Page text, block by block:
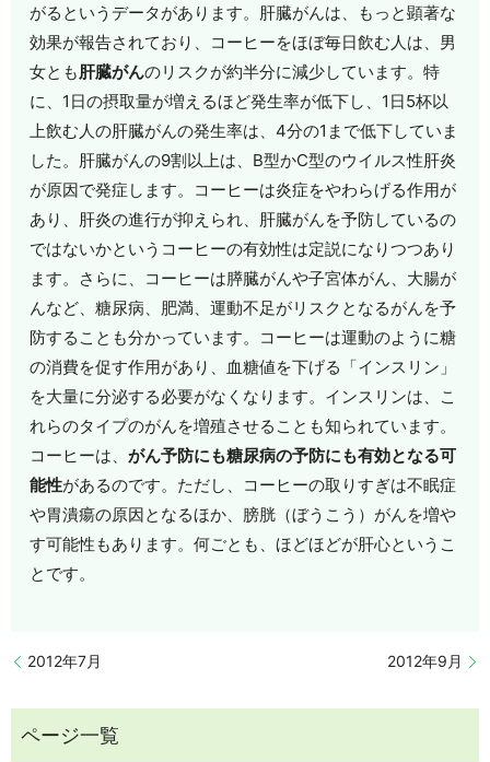
がるというデータがあります。肝臓がんは、もっと顕著な
効果が報告されており、コーヒーをほぼ毎日飲む人は、男
女とも肝臓がんのリスクが約半分に減少しています。特
に、1日の摂取量が増えるほど発生率が低下し、1日5杯以
上飲む人の肝臓がんの発生率は、4分の1まで低下していま
した。肝臓がんの9割以上は、B型かC型のウイルス性肝炎
が原因で発症します。コーヒーは炎症をやわらげる作用が
あり、肝炎の進行が抑えられ、肝臓がんを予防しているの
ではないかというコーヒーの有効性は定説になりつつあり
ます。さらに、コーヒーは膵臓がんや子宮体がん、大腸が
んなど、糖尿病、肥満、運動不足がリスクとなるがんを予
防することも分かっています。コーヒーは運動のように糖
の消費を促す作用があり、血糖値を下げる「インスリン」
を大量に分泌する必要がなくなります。インスリンは、こ
れらのタイプのがんを増殖させることも知られています。
コーヒーは、がん予防にも糖尿病の予防にも有効となる可
能性があるのです。ただし、コーヒーの取りすぎは不眠症
や胃潰瘍の原因となるほか、膀胱（ぼうこう）がんを増や
す可能性もあります。何ごとも、ほどほどが肝心というこ
とです。
2012年7月 2012年9月